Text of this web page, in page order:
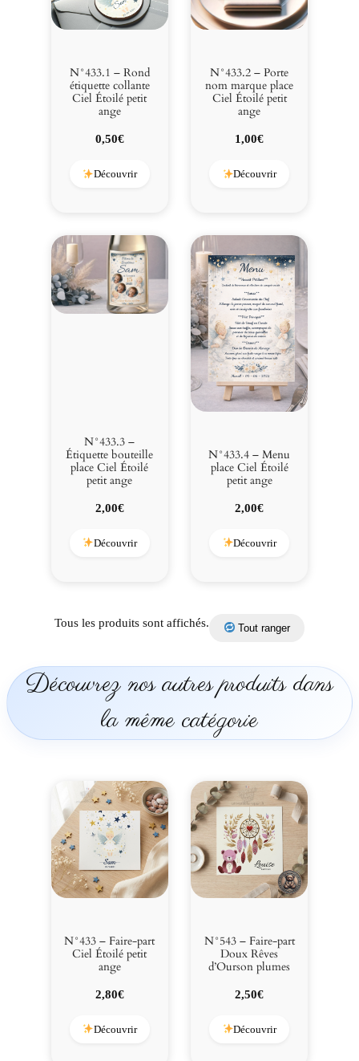
N°433.1 – Rond
étiquette collante
Ciel Étoilé petit
ange
0,50€
Découvrir
N°433.2 – Porte
nom marque place
Ciel Étoilé petit
ange
1,00€
Découvrir
N°433.3 –
Étiquette bouteille
place Ciel Étoilé
petit ange
2,00€
Découvrir
N°433.4 – Menu
place Ciel Étoilé
petit ange
2,00€
Découvrir
Tous les produits sont affichés. Tout ranger
Découvrez nos autres produits dans
la même catégorie
N°433 – Faire-part
Ciel Étoilé petit
ange
2,80€
Découvrir
N°543 – Faire-part
Doux Rêves
d’Ourson plumes
2,50€
Découvrir